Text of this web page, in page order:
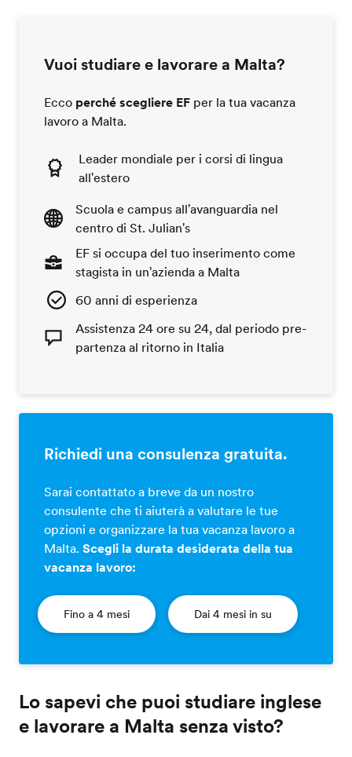
Lo sapevi che puoi studiare inglese
e lavorare a Malta senza visto?
Vuoi studiare e lavorare a Malta?
Ecco perché scegliere EF per la tua vacanza
lavoro a Malta.
Leader mondiale per i corsi di lingua
all'estero
Scuola e campus all'avanguardia nel
centro di St. Julian's
EF si occupa del tuo inserimento come
stagista in un'azienda a Malta
60 anni di esperienza
Assistenza 24 ore su 24, dal periodo pre-
partenza al ritorno in Italia
Richiedi una consulenza gratuita.
Sarai contattato a breve da un nostro
consulente che ti aiuterà a valutare le tue
opzioni e organizzare la tua vacanza lavoro a
Malta. Scegli la durata desiderata della tua
vacanza lavoro:
Fino a 4 mesi Dai 4 mesi in su